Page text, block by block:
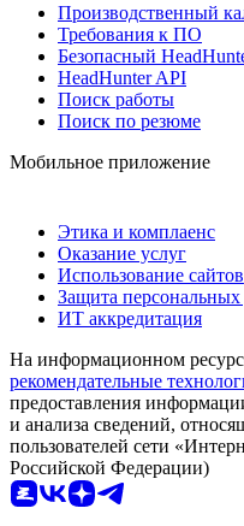
Производственный
Требования к ПО
Безопасный
HeadHunter API
Поиск работы
Поиск по резюме
Мобильное приложение
Этика и комплаенс
Оказание услуг
Использование сайтов
Защита
ИТ аккредитация
На информационном
рекомендательные
предоставления
и анализа сведений,
пользователей сети
Российской Федерации)